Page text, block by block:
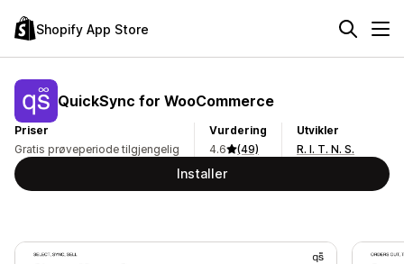
Shopify App Store
QuickSync for WooCommerce
Priser
Gratis prøveperiode tilgjengelig
Vurdering
4.6
(49)
Utvikler
R. I. T. N. S.
Installer